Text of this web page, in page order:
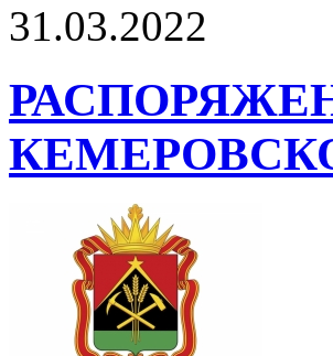
31.03.2022